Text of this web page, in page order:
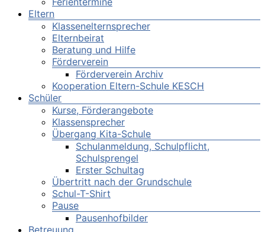
Eltern
Klassenelternsprecher
Elternbeirat
Beratung und Hilfe
Förderverein
Förderverein Archiv
Kooperation Eltern-Schule KESCH
Schüler
Kurse, Förderangebote
Klassensprecher
Übergang Kita-Schule
Schulanmeldung, Schulpflicht,
Schulsprengel
Erster Schultag
Übertritt nach der Grundschule
Schul-T-Shirt
Pause
Pausenhofbilder
Betreuung